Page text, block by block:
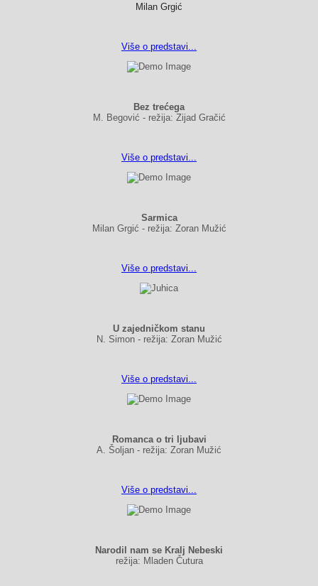
Milan Grgić
Više o predstavi...
Bez trećega
M. Begović - režija: Zijad Gračić
Više o predstavi...
Sarmica
Milan Grgić - režija: Zoran Mužić
Više o predstavi...
U zajedničkom stanu
N. Simon - režija: Zoran Mužić
Više o predstavi...
Romanca o tri ljubavi
A. Šoljan - režija: Zoran Mužić
Više o predstavi...
Narodil nam se Kralj Nebeski
režija: Mladen Čutura